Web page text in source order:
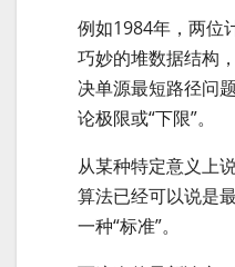
例如1984年，两位
巧妙的堆数据结构
决单源最短路径问
论极限或“下限”。
从某种特定意义上
算法已经可以说是
一种“标准”。